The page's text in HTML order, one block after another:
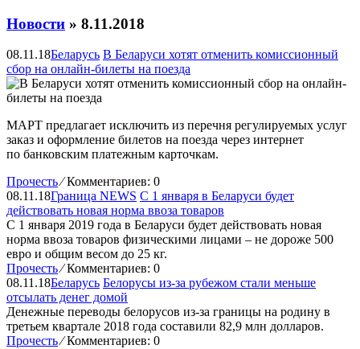
Новости » 8.11.2018
08.11.18Беларусь В Беларуси хотят отменить комиссионный
сбор на онлайн-билеты на поезда
МАРТ предлагает исключить из перечня регулируемых услуг
заказ и оформление билетов на поезда через интернет
по банковским платежным карточкам.
Прочесть ⁄Комментариев: 0
08.11.18Граница NEWS С 1 января в Беларуси будет
действовать новая норма ввоза товаров
С 1 января 2019 года в Беларуси будет действовать новая
норма ввоза товаров физическими лицами – не дороже 500
евро и общим весом до 25 кг.
Прочесть ⁄Комментариев: 0
08.11.18Беларусь Белорусы из-за рубежом стали меньше
отсылать денег домой
Денежные переводы белорусов из-за границы на родину в
третьем квартале 2018 года составили 82,9 млн долларов.
Прочесть ⁄Комментариев: 0